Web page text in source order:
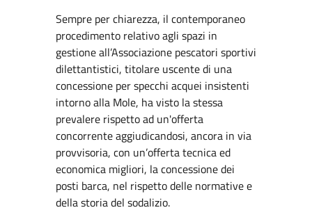
Sempre per chiarezza, il contemporaneo
procedimento relativo agli spazi in
gestione all’Associazione pescatori sportivi
dilettantistici, titolare uscente di una
concessione per specchi acquei insistenti
intorno alla Mole, ha visto la stessa
prevalere rispetto ad un'offerta
concorrente aggiudicandosi, ancora in via
provvisoria, con un’offerta tecnica ed
economica migliori, la concessione dei
posti barca, nel rispetto delle normative e
della storia del sodalizio.